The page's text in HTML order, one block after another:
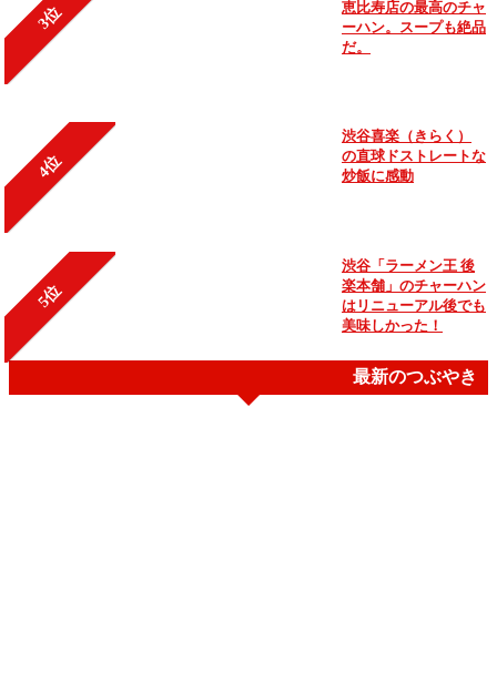
3位
恵比寿店の最高のチャ
ーハン。スープも絶品
だ。
4位
渋谷喜楽（きらく）
の直球ドストレートな
炒飯に感動
5位
渋谷「ラーメン王 後
楽本舗」のチャーハン
はリニューアル後でも
美味しかった！
最新のつぶやき